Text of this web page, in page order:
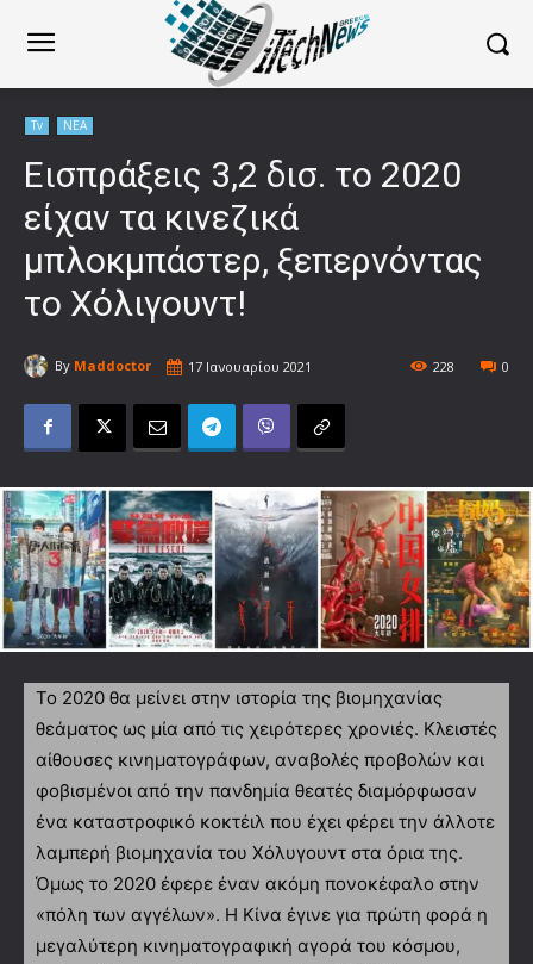
Tv ΝΕΑ
Εισπράξεις 3,2 δισ. το 2020
είχαν τα κινεζικά
μπλοκμπάστερ, ξεπερνόντας
το Χόλιγουντ!
By Maddoctor 17 Ιανουαρίου 2021 0
228
Το 2020 θα μείνει στην ιστορία της βιομηχανίας
θεάματος ως μία από τις χειρότερες χρονιές. Κλειστές
αίθουσες κινηματογράφων, αναβολές προβολών και
φοβισμένοι από την πανδημία θεατές διαμόρφωσαν
ένα καταστροφικό κοκτέιλ που έχει φέρει την άλλοτε
λαμπερή βιομηχανία του Χόλυγουντ στα όρια της.
Όμως το 2020 έφερε έναν ακόμη πονοκέφαλο στην
«πόλη των αγγέλων». Η Κίνα έγινε για πρώτη φορά η
μεγαλύτερη κινηματογραφική αγορά του κόσμου,